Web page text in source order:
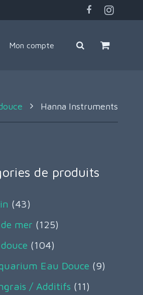
Mon compte
Hanna Instruments
de produits
(43)
mer (125)
(104)
Eau Douce (9)
/ Additifs (11)